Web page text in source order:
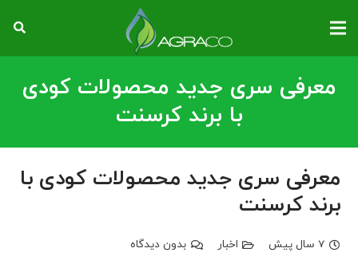
معرفی سری جدید محصولات کودی
با برند کرسنت
معرفی سری جدید محصولات کودی با
برند کرسنت
7 سال پیش اخبار بدون دیدگاه